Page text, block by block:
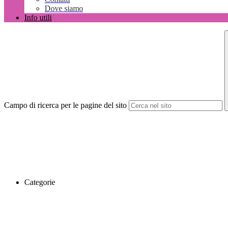
Dove siamo
Info utili
Campo di ricerca per le pagine del sito
Categorie